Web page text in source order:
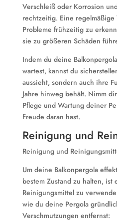
Verschleiß oder Korrosion
rechtzeitig. Eine
Probleme frühzeitig zu
sie zu größeren Schäden
Indem du deine
wartest, kannst du
aussieht, sondern auch ihre
Jahre hinweg behält. Nimm
Pflege und Wartung deiner
Freude daran hast.
Reinigung und
Reinigung und
Um deine Balkonpergola
bestem Zustand zu halten,
Reinigungsmittel zu
wie du deine Pergola
Verschmutzungen entfernst: